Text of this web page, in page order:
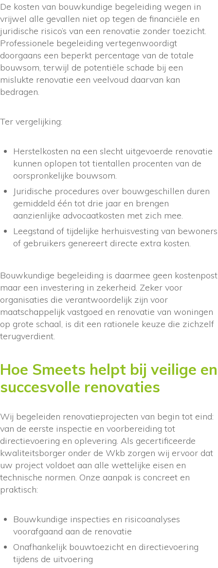
De kosten van bouwkundige begeleiding wegen in
vrijwel alle gevallen niet op tegen de financiële en
juridische risico’s van een renovatie zonder toezicht.
Professionele begeleiding vertegenwoordigt
doorgaans een beperkt percentage van de totale
bouwsom, terwijl de potentiële schade bij een
mislukte renovatie een veelvoud daarvan kan
bedragen.
Ter vergelijking:
Herstelkosten na een slecht uitgevoerde renovatie
kunnen oplopen tot tientallen procenten van de
oorspronkelijke bouwsom.
Juridische procedures over bouwgeschillen duren
gemiddeld één tot drie jaar en brengen
aanzienlijke advocaatkosten met zich mee.
Leegstand of tijdelijke herhuisvesting van bewoners
of gebruikers genereert directe extra kosten.
Bouwkundige begeleiding is daarmee geen kostenpost
maar een investering in zekerheid. Zeker voor
organisaties die verantwoordelijk zijn voor
maatschappelijk vastgoed en renovatie van woningen
op grote schaal, is dit een rationele keuze die zichzelf
terugverdient.
Hoe Smeets helpt bij veilige en
succesvolle renovaties
Wij begeleiden renovatieprojecten van begin tot eind:
van de eerste inspectie en voorbereiding tot
directievoering en oplevering. Als gecertificeerde
kwaliteitsborger onder de Wkb zorgen wij ervoor dat
uw project voldoet aan alle wettelijke eisen en
technische normen. Onze aanpak is concreet en
praktisch:
Bouwkundige inspecties en risicoanalyses
voorafgaand aan de renovatie
Onafhankelijk bouwtoezicht en directievoering
tijdens de uitvoering